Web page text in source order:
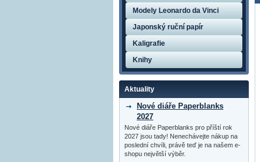
Modely Leonardo da Vinci
Japonský ruční papír
Kaligrafie
Knihy
Aktuality
Nové diáře Paperblanks
2027
Nové diáře Paperblanks pro příští rok
2027 jsou tady! Nenechávejte nákup na
poslední chvíli, právě teď je na našem e-
shopu největší výběr.